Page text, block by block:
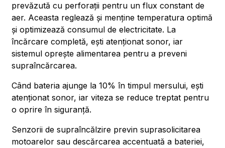
prevăzută cu perforații pentru un flux constant de
aer. Aceasta reglează și menține temperatura optimă
și optimizează consumul de electricitate. La
încărcare completă, ești atenționat sonor, iar
sistemul oprește alimentarea pentru a preveni
supraîncărcarea.
Când bateria ajunge la 10% în timpul mersului, ești
atenționat sonor, iar viteza se reduce treptat pentru
o oprire în siguranță.
Senzorii de supraîncălzire previn suprasolicitarea
motoarelor sau descărcarea accentuată a bateriei,